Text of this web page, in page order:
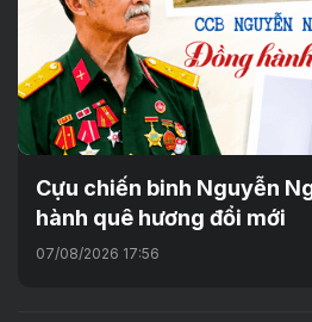
Cựu chiến binh Nguyễn
hành quê hương đổi mới
07/08/2026 17:56